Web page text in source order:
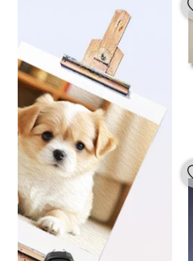
großflächigen Farbformen
Broodthaers eine
Raum aufwertet.
Marcel Broodthaers nicht nur
Geschichte in Ihr Zuhause –
Verschönerung Ihres Wohn-
Sie sich inspirieren von der
intellektuellen Reiz dieser